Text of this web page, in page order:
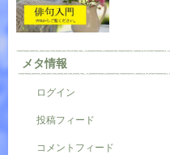
メタ情報
ログイン
投稿フィード
コメントフィード